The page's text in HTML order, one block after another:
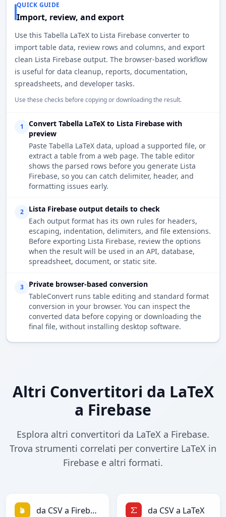
QUICK GUIDE
Import, review, and export
Use this Tabella LaTeX to Lista Firebase converter to
import table data, review rows and columns, and export
clean Lista Firebase output. The browser-based workflow
is useful for data cleanup, reports, documentation,
spreadsheets, and developer tasks.
Use these checks before copying or downloading the result.
1
Convert Tabella LaTeX to Lista Firebase with
preview
Paste Tabella LaTeX data, upload a supported file, or
extract a table from a web page. The table editor
shows the parsed rows before you generate Lista
Firebase, so you can catch delimiter, header, and
formatting issues early.
2
Lista Firebase output details to check
Each output format has its own rules for headers,
escaping, indentation, delimiters, and file extensions.
Before exporting Lista Firebase, review the options
when the result will be used in an API, database,
spreadsheet, document, or static site.
3
Private browser-based conversion
TableConvert runs table editing and standard format
conversion in your browser. You can inspect the
converted data before copying or downloading the
final file, without installing desktop software.
Altri Convertitori da LaTeX
a Firebase
Esplora altri convertitori da LaTeX a Firebase.
Trova strumenti correlati per convertire LaTeX in
Firebase e altri formati.
da CSV a Firebase da CSV a LaTeX